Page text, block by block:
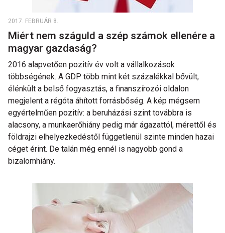
2017. FEBRUÁR 8.
Miért nem száguld a szép számok ellenére a
magyar gazdaság?
2016 alapvetően pozitív év volt a vállalkozások
többségének. A GDP több mint két százalékkal bővült,
élénkült a belső fogyasztás, a finanszírozói oldalon
megjelent a régóta áhított forrásbőség. A kép mégsem
egyértelműen pozitív: a beruházási szint továbbra is
alacsony, a munkaerőhiány pedig már ágazattól, mérettől és
földrajzi elhelyezkedéstől függetlenül szinte minden hazai
céget érint. De talán még ennél is nagyobb gond a
bizalomhiány.